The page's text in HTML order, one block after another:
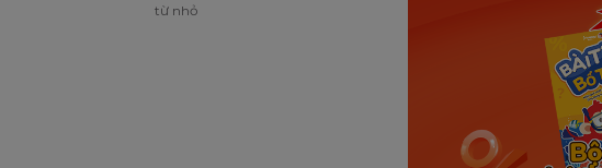
từ nhỏ